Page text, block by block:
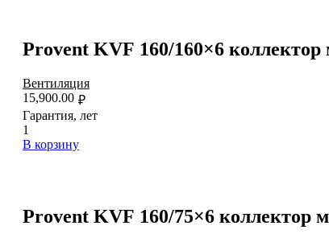
Provent KVF 160/160×6
Вентиляция
₽
15,900.00
Гарантия, лет
1
В корзину
Provent KVF 160/75×6 коллектор